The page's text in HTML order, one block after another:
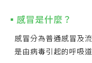
感冒是什麼？
感冒分為普通感冒及
是由病毒引起的呼吸